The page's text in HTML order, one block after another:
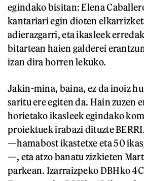
egindako bisitan: Elena
kantariari egin dioten
adierazgarri, eta ikasleek
bitartean haien galderei
izan dira horren lekuko.
Jakin-mina, baina, ez da inoiz
saritu ere egiten da. Hain zuzen
horietako ikasleek egindako
proiektuek irabazi dituzte
—hamabost ikastetxe eta 50
—, eta atzo banatu zizkieten
parkean. Izarraizpeko DBHko